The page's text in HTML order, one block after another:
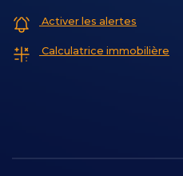
Activer les alertes
Calculatrice immobilière